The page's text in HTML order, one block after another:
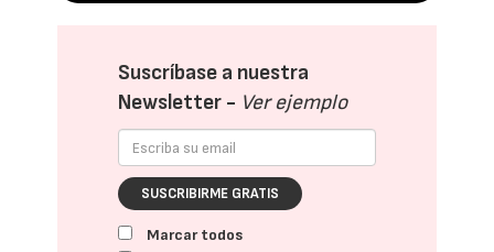
Suscríbase a nuestra
Newsletter - Ver ejemplo
SUSCRIBIRME GRATIS
Marcar todos